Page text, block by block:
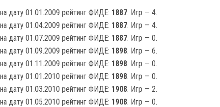
на дату 01.01.2009 рейтинг ФИДЕ: 1887. Игр — 4.
на дату 01.04.2009 рейтинг ФИДЕ: 1887. Игр — 4.
на дату 01.07.2009 рейтинг ФИДЕ: 1887. Игр — 0.
на дату 01.09.2009 рейтинг ФИДЕ: 1898. Игр — 6.
на дату 01.11.2009 рейтинг ФИДЕ: 1898. Игр — 0.
на дату 01.01.2010 рейтинг ФИДЕ: 1898. Игр — 0.
на дату 01.03.2010 рейтинг ФИДЕ: 1908. Игр — 2.
на дату 01.05.2010 рейтинг ФИДЕ: 1908. Игр — 0.